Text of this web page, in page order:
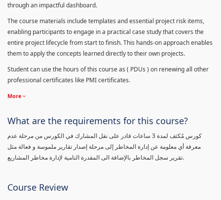
through an impactful dashboard.
The course materials include templates and essential project risk items,
enabling participants to engage in a practical case study that covers the
entire project lifecycle from start to finish. This hands-on approach enables
them to apply the concepts learned directly to their own projects.
Student can use the hours of this course as ( PDUs ) on renewing all other
professional certificates like PMI certificates.
More
What are the requirements for this course?
كورس مٌكثف لمدة 3 ساعات قادر على نقل المشارك في الكورس من مرحلة عدم
معرفة أي معلومة عن إدارة المخاطر إلى مرحلة إصدار تقارير ملموسة و فعالة مثل
تقرير سجل المخاطر بالإضافة الى المقدرة التامية لإدارة مخاطر المشاريع.
Course Review